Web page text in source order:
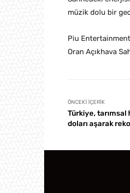
müzik dolu bir
Piu
Oran Açıkhava
ÖNCEKI İÇERIK
Türkiye, tarımsal
doları aşarak